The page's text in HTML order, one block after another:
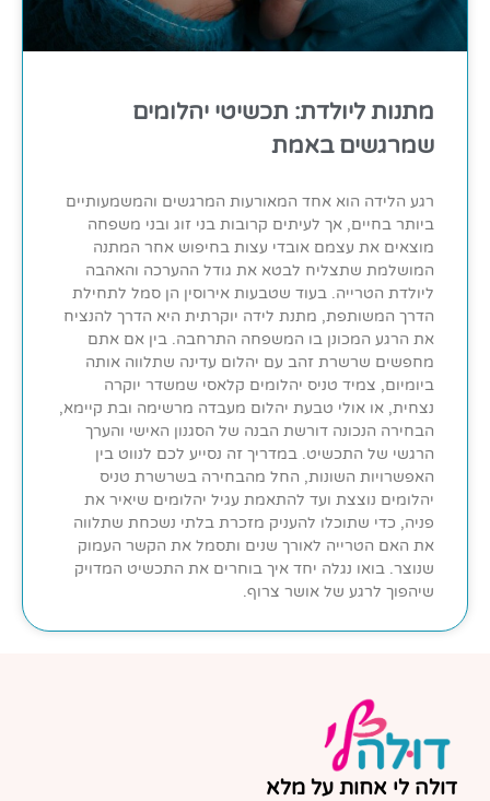
מתנות ליולדת: תכשיטי יהלומים
שמרגשים באמת
רגע הלידה הוא אחד המאורעות המרגשים והמשמעותיים
ביותר בחיים, אך לעיתים קרובות בני זוג ובני משפחה
מוצאים את עצמם אובדי עצות בחיפוש אחר המתנה
המושלמת שתצליח לבטא את גודל ההערכה והאהבה
ליולדת הטרייה. בעוד שטבעות אירוסין הן סמל לתחילת
הדרך המשותפת, מתנת לידה יוקרתית היא הדרך להנציח
את הרגע המכונן בו המשפחה התרחבה. בין אם אתם
מחפשים שרשרת זהב עם יהלום עדינה שתלווה אותה
ביומיום, צמיד טניס יהלומים קלאסי שמשדר יוקרה
נצחית, או אולי טבעת יהלום מעבדה מרשימה ובת קיימא,
הבחירה הנכונה דורשת הבנה של הסגנון האישי והערך
הרגשי של התכשיט. במדריך זה נסייע לכם לנווט בין
האפשרויות השונות, החל מהבחירה בשרשרת טניס
יהלומים נוצצת ועד להתאמת עגיל יהלומים שיאיר את
פניה, כדי שתוכלו להעניק מזכרת בלתי נשכחת שתלווה
את האם הטרייה לאורך שנים ותסמל את הקשר העמוק
שנוצר. בואו נגלה יחד איך בוחרים את התכשיט המדויק
שיהפוך לרגע של אושר צרוף.
דולה לי אחות על מלא